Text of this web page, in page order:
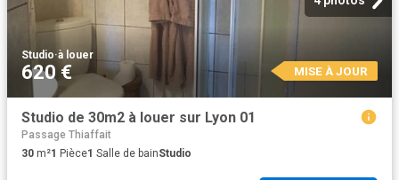
Studio·à louer
620 € MISE À JOUR
Studio de 30m2 à louer sur Lyon 01
Passage Thiaffait
30 m²1 Pièce1 Salle de bainStudio